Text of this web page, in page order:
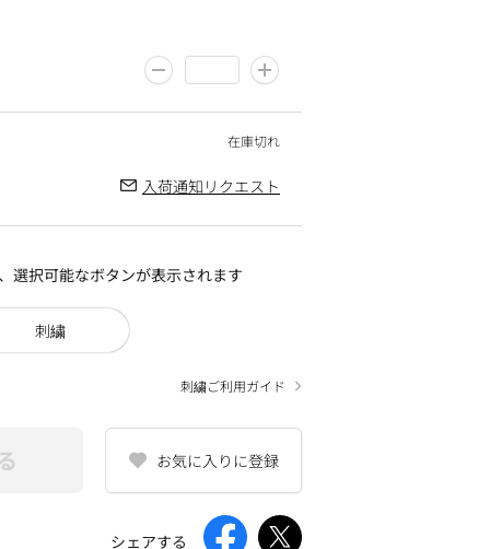
マン】6月の大人気
【ワークマン春夏定番】昨
入荷通知リクエスト
選択可能なボタンが表示されます
刺繍
刺繍ご利用ガイド
お気に入りに登録
シェアする